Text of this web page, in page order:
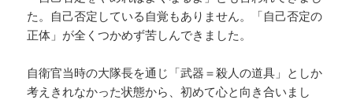
た。自己否定している自覚もありません。「自己否定の
正体」が全くつかめず苦しんできました。
自衛官当時の大隊長を通じ「武器＝殺人の道具」としか
考えきれなかった状態から、初めて心と向き合いまし